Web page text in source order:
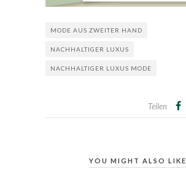
MODE AUS ZWEITER HAND
NACHHALTIGER LUXUS
NACHHALTIGER LUXUS MODE
Teilen
YOU MIGHT ALSO LIKE